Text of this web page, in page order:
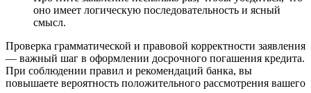
оно имеет логическую последовательность и ясный
смысл.
Проверка грамматической и правовой корректности заявления
— важный шаг в оформлении досрочного погашения кредита.
При соблюдении правил и рекомендаций банка, вы
повышаете вероятность положительного рассмотрения вашего